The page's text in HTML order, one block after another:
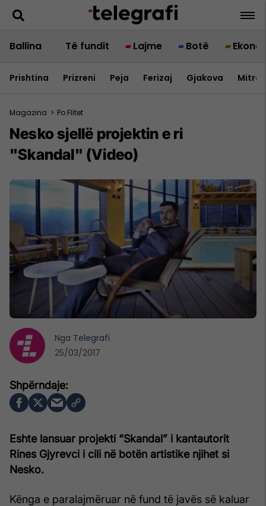
Ballina Të fundit Lajme Botë
Prishtina Prizreni Peja Ferizaj Gjakova
Magazina > Po Flitet
Nesko sjellë projektin e ri
"Skandal" (Video)
Eshte lansuar projekti “Skandal” i kantautorit
Rines Gjyrevci i cili në botën artistike njihet si
Nesko.
Kënga e paralajmëruar në fund të javës së kaluar
Nga Telegrafi
25/03/2017